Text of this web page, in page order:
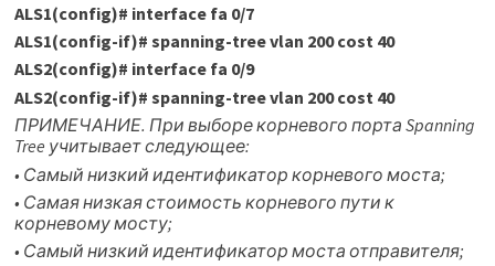
ALS1(config)# interface fa 0/7
ALS1(config-if)# spanning-tree vlan 200 cost 40
ALS2(config)# interface fa 0/9
ALS2(config-if)# spanning-tree vlan 200 cost 40
ПРИМЕЧАНИЕ. При выборе корневого порта Spanning
Tree учитывает следующее:
• Самый низкий идентификатор корневого моста;
• Самая низкая стоимость корневого пути к
корневому мосту;
• Самый низкий идентификатор моста отправителя;